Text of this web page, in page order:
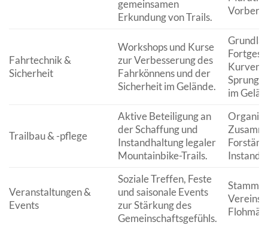
gemeinsamen
Erkundung von Trails.
Fahrtechnik &
Sicherheit
Workshops und Kurse
zur Verbesserung des
Fahrkönnens und der
Sicherheit im Gelände.
im
Trailbau & -pflege
Aktive Beteiligung an
der Schaffung und
Instandhaltung legaler
Mountainbike-Trails.
Veranstaltungen &
Events
Soziale Treffen, Feste
und saisonale Events
zur Stärkung des
Gemeinschaftsgefühls.